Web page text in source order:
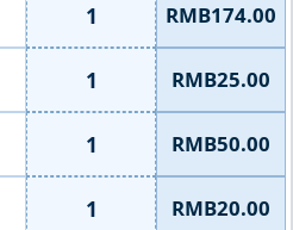
1 RMB174.00
1 RMB25.00
1 RMB50.00
1 RMB20.00